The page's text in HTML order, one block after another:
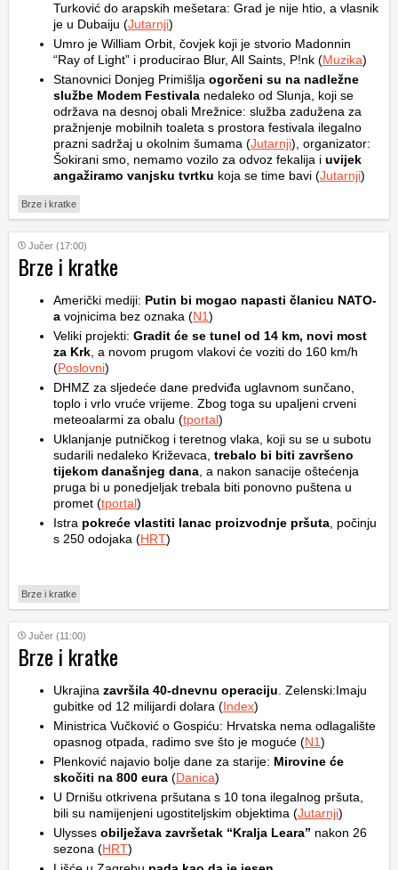
Turković do arapskih mešetara: Grad je nije htio, a vlasnik
je u Dubaiju (Jutarnji)
Umro je William Orbit, čovjek koji je stvorio Madonnin
“Ray of Light” i producirao Blur, All Saints, P!nk (Muzika)
Stanovnici Donjeg Primišlja ogorčeni su na nadležne
službe Modem Festivala nedaleko od Slunja, koji se
održava na desnoj obali Mrežnice: služba zadužena za
pražnjenje mobilnih toaleta s prostora festivala ilegalno
prazni sadržaj u okolnim šumama (Jutarnji), organizator:
Šokirani smo, nemamo vozilo za odvoz fekalija i uvijek
angažiramo vanjsku tvrtku koja se time bavi (Jutarnji)
Brze i kratke
Jučer (17:00)
Brze i kratke
Američki mediji: Putin bi mogao napasti članicu NATO-
a vojnicima bez oznaka (N1)
Veliki projekti: Gradit će se tunel od 14 km, novi most
za Krk , a novom prugom vlakovi će voziti do 160 km/h
(Poslovni)
DHMZ za sljedeće dane predviđa uglavnom sunčano,
toplo i vrlo vruće vrijeme. Zbog toga su upaljeni crveni
meteoalarmi za obalu (tportal)
Uklanjanje putničkog i teretnog vlaka, koji su se u subotu
sudarili nedaleko Križevaca, trebalo bi biti završeno
tijekom današnjeg dana , a nakon sanacije oštećenja
pruga bi u ponedjeljak trebala biti ponovno puštena u
promet (tportal)
Istra pokreće vlastiti lanac proizvodnje pršuta , počinju
s 250 odojaka (HRT)
Brze i kratke
Jučer (11:00)
Brze i kratke
Ukrajina završila 40-dnevnu operaciju . Zelenski:Imaju
gubitke od 12 milijardi dolara (Index)
Ministrica Vučković o Gospiću: Hrvatska nema odlagalište
opasnog otpada, radimo sve što je moguće (N1)
Plenković najavio bolje dane za starije: Mirovine će
skočiti na 800 eura (Danica)
U Drnišu otkrivena pršutana s 10 tona ilegalnog pršuta,
bili su namijenjeni ugostiteljskim objektima (Jutarnji)
Ulysses obilježava završetak “Kralja Leara” nakon 26
sezona (HRT)